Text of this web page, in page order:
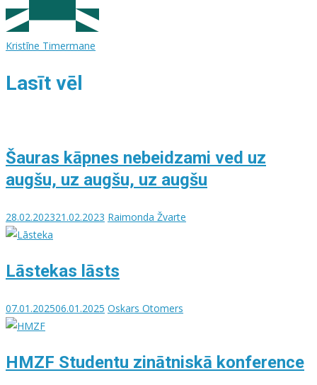
Kristīne Timermane
Lasīt vēl
Šauras kāpnes nebeidzami ved uz
augšu, uz augšu, uz augšu
28.02.202321.02.2023 Raimonda Žvarte
Lāstekas lāsts
07.01.202506.01.2025 Oskars Otomers
HMZF Studentu zinātniskā konference